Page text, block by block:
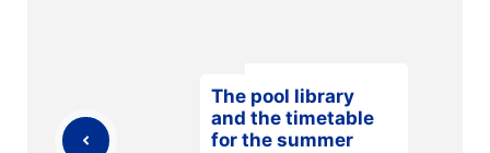
The pool library
and the timetable
for the summer